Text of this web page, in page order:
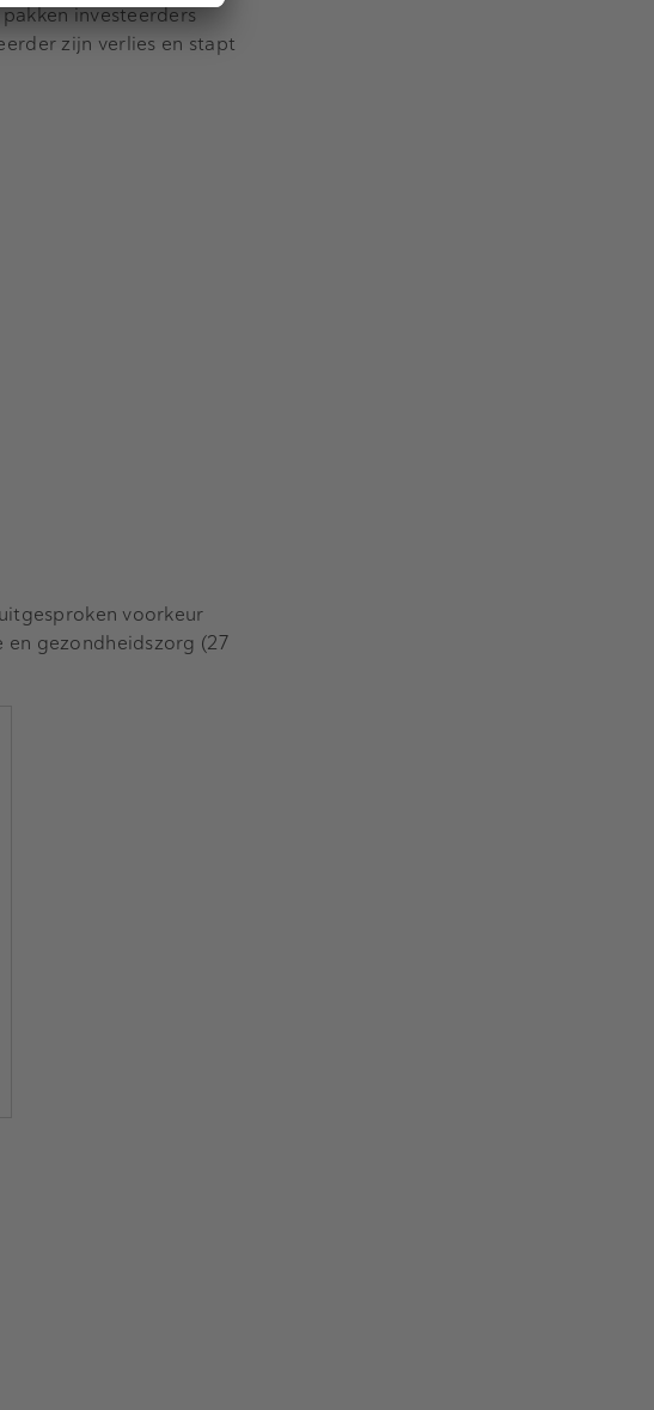
investeerders
zijn verlies en stapt
voorkeur
gezondheidszorg (27